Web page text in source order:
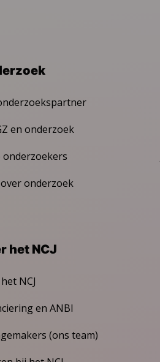
en onderzoek
onderzoekers
onderzoek
het NCJ
NCJ
en ANBI
(ons team)